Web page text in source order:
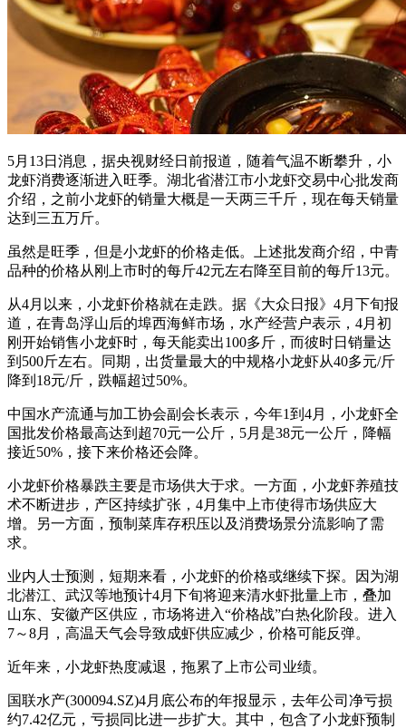
5月13日消息，据央视财经日前报道，随着气温不断攀升，小
龙虾消费逐渐进入旺季。湖北省潜江市小龙虾交易中心批发商
介绍，之前小龙虾的销量大概是一天两三千斤，现在每天销量
达到三五万斤。
虽然是旺季，但是小龙虾的价格走低。上述批发商介绍，中青
品种的价格从刚上市时的每斤42元左右降至目前的每斤13元。
从4月以来，小龙虾价格就在走跌。据《大众日报》4月下旬报
道，在青岛浮山后的埠西海鲜市场，水产经营户表示，4月初
刚开始销售小龙虾时，每天能卖出100多斤，而彼时日销量达
到500斤左右。同期，出货量最大的中规格小龙虾从40多元/斤
降到18元/斤，跌幅超过50%。
中国水产流通与加工协会副会长表示，今年1到4月，小龙虾全
国批发价格最高达到超70元一公斤，5月是38元一公斤，降幅
接近50%，接下来价格还会降。
小龙虾价格暴跌主要是市场供大于求。一方面，小龙虾养殖技
术不断进步，产区持续扩张，4月集中上市使得市场供应大
增。另一方面，预制菜库存积压以及消费场景分流影响了需
求。
业内人士预测，短期来看，小龙虾的价格或继续下探。因为湖
北潜江、武汉等地预计4月下旬将迎来清水虾批量上市，叠加
山东、安徽产区供应，市场将进入“价格战”白热化阶段。进入
7～8月，高温天气会导致成虾供应减少，价格可能反弹。
近年来，小龙虾热度减退，拖累了上市公司业绩。
国联水产(300094.SZ)4月底公布的年报显示，去年公司净亏损
约7.42亿元，亏损同比进一步扩大。其中，包含了小龙虾预制